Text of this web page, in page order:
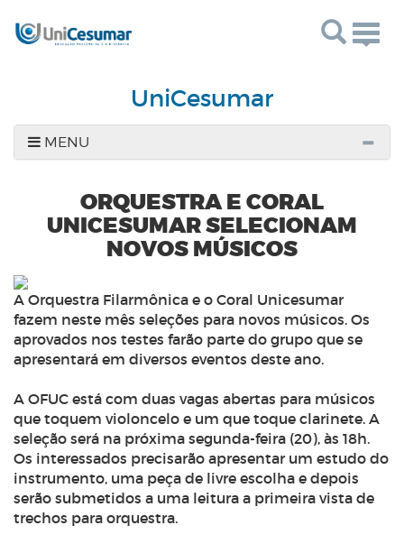
UniCesumar
MENU
ORQUESTRA E CORAL
UNICESUMAR SELECIONAM
NOVOS MÚSICOS
A Orquestra Filarmônica e o Coral Unicesumar
fazem neste mês seleções para novos músicos. Os
aprovados nos testes farão parte do grupo que se
apresentará em diversos eventos deste ano.
A OFUC está com duas vagas abertas para músicos
que toquem violoncelo e um que toque clarinete. A
seleção será na próxima segunda-feira (20), às 18h.
Os interessados precisarão apresentar um estudo do
instrumento, uma peça de livre escolha e depois
serão submetidos a uma leitura a primeira vista de
trechos para orquestra.